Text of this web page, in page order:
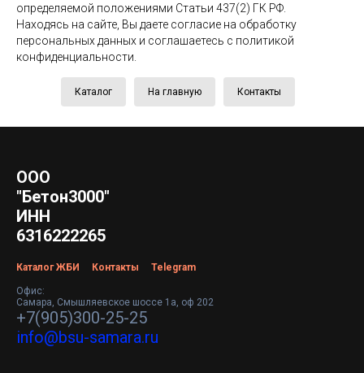
определяемой положениями Статьи 437(2) ГК РФ.
Находясь на сайте, Вы даете согласие на обработку
персональных данных и соглашаетесь c политикой
конфиденциальности.
Каталог На главную Контакты
ООО
"Бетон3000"
ИНН
6316222265
Каталог ЖБИ Контакты Telegram
Офис:
Самара, Смышляевское шоссе 1а, оф 202
+7(905)300-25-25
info@bsu-samara.ru